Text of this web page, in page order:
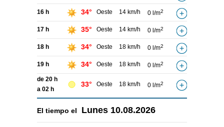
16 h 34° Oeste 14 km/h 0 l/m2
17 h 35° Oeste 14 km/h 0 l/m2
18 h 34° Oeste 18 km/h 0 l/m2
19 h 34° Oeste 18 km/h 0 l/m2
de 20 h
a 02 h
33° Oeste 18 km/h 0 l/m2
El tiempo el Lunes 10.08.2026